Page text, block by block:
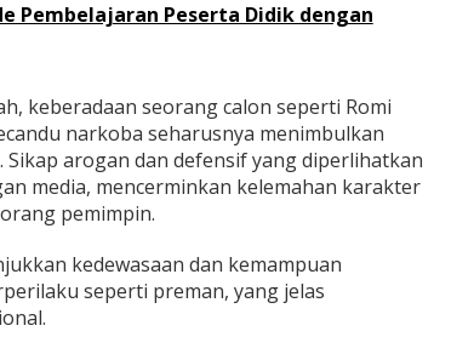
Pembelajaran Peserta Didik dengan
keberadaan seorang calon seperti Romi
narkoba seharusnya menimbulkan
arogan dan defensif yang diperlihatkan
media, mencerminkan kelemahan karakter
pemimpin.
kedewasaan dan kemampuan
seperti preman, yang jelas